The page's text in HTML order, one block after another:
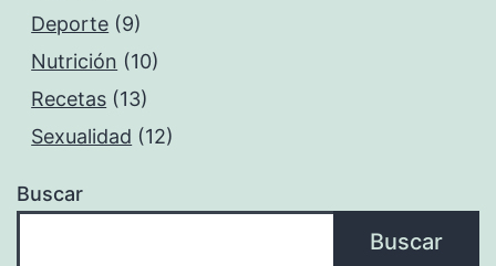
Deporte (9)
Nutrición (10)
Recetas (13)
Sexualidad (12)
Buscar
Buscar